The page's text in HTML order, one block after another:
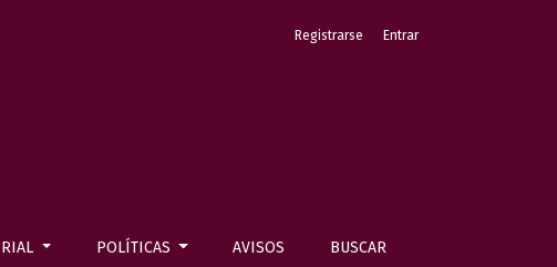
POLÍTICAS AVISOS BUSCAR
Registrarse Entrar